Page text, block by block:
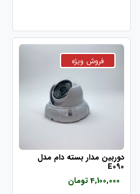
دوربین مدار بسته دام مدل
E090
4,100,000 تومان